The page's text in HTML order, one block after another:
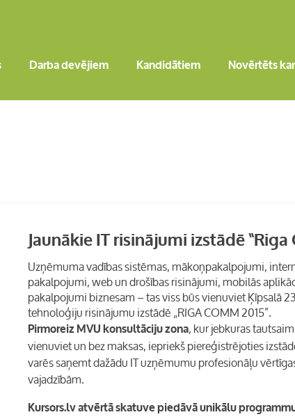
Darba devējiem Kandidātiem Novērtēts
Jaunākie IT risinājumi izstādē “Riga
Uzņēmuma vadības sistēmas, mākoņpakalpojumi,
pakalpojumi, web un drošības risinājumi, mobilās
pakalpojumi biznesam – tas viss būs vienuviet Ķīpsalā
tehnoloģiju risinājumu izstādē „RIGA COMM 2015”.
Pirmoreiz MVU konsultāciju zona, kur jebkuras
vienuviet un bez maksas, iepriekš piereģistrējoties
varēs saņemt dažādu IT uzņēmumu profesionāļu
vajadzībām.
Kursors.lvatvērtā skatuve piedāvā unikālu